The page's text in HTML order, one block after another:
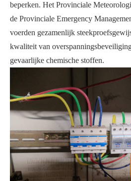
beperken. Het Provinciale
de Provinciale Emergency
voerden gezamenlijk
kwaliteit van
gevaarlijke chemische stoffen.